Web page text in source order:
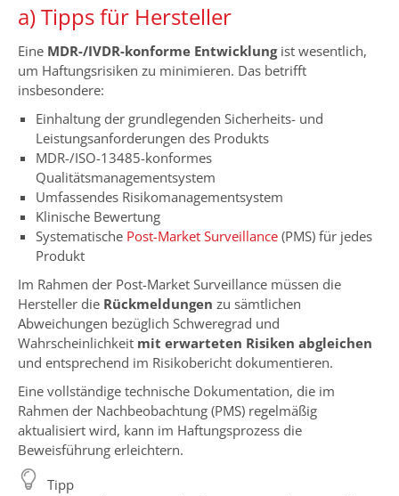
a) Tipps für Hersteller
Eine MDR-/IVDR-konforme Entwicklungist wesentlich,
um Haftungsrisiken zu minimieren. Das betrifft
insbesondere:
Einhaltung der grundlegenden Sicherheits- und
Leistungsanforderungen des Produkts
MDR-/ISO-13485-konformes
Qualitätsmanagementsystem
Umfassendes Risikomanagementsystem
Klinische Bewertung
Systematische Post-Market Surveillance (PMS) für jedes
Produkt
Im Rahmen der Post-Market Surveillance müssen die
Hersteller die Rückmeldungen zu sämtlichen
Abweichungen bezüglich Schweregrad und
Wahrscheinlichkeit mit erwarteten Risiken abgleichen
und entsprechend im Risikobericht dokumentieren.
Eine vollständige technische Dokumentation, die im
Rahmen der Nachbeobachtung (PMS) regelmäßig
aktualisiert wird, kann im Haftungsprozess die
Beweisführung erleichtern.
Tipp